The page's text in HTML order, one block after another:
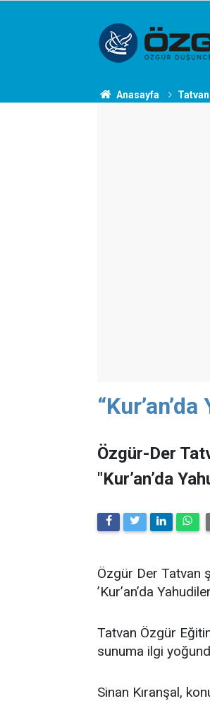
Anasayfa Tatvan
Özgür-Der
"Kur’an’da
Özgür Der Tatvan
’Kur’an’da
Tatvan Özgür
sunuma ilgi
Sinan Kıranşal,